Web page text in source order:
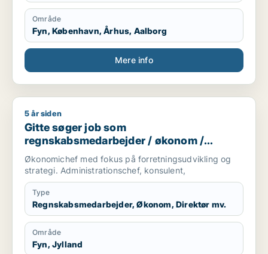
Område
Fyn, København, Århus, Aalborg
Mere info
Gitte søger job som regnskabsmedarbejder / økonom /
5 år siden
Gitte søger job som
regnskabsmedarbejder / økonom /
direktør / hr-chef / lønspecialist
Økonomichef med fokus på forretningsudvikling og
strategi. Administrationschef, konsulent,
Type
Regnskabsmedarbejder, Økonom, Direktør mv.
Område
Fyn, Jylland